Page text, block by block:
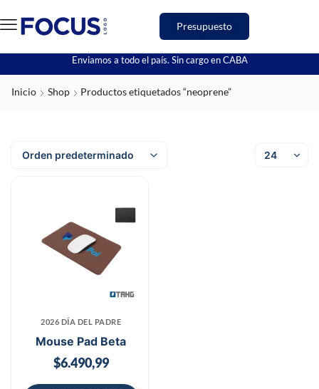
Presupuesto
Enviamos a todo el país. Sin cargo en CABA
Inicio Shop Productos etiquetados “neoprene”
2026 DÍA DEL PADRE
Mouse Pad Beta
$6.490,99